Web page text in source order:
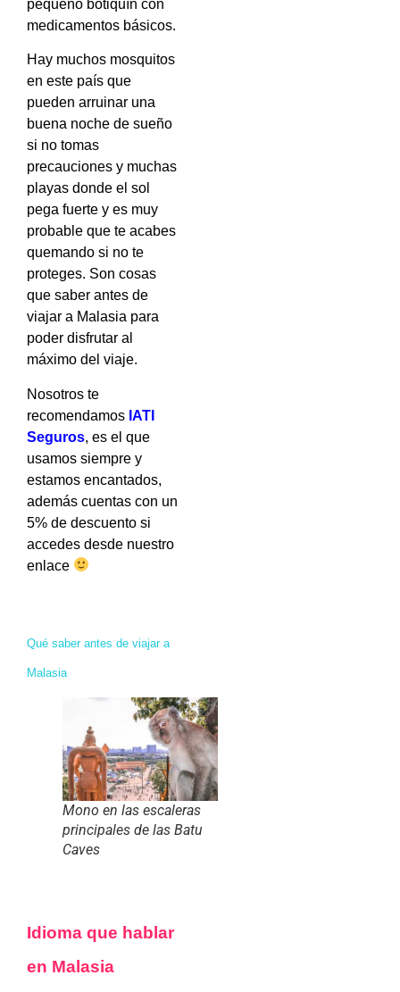
pequeño botiquín con
medicamentos básicos.
Hay muchos mosquitos
en este país que
pueden arruinar una
buena noche de sueño
si no tomas
precauciones y muchas
playas donde el sol
pega fuerte y es muy
probable que te acabes
quemando si no te
proteges. Son cosas
que saber antes de
viajar a Malasia para
poder disfrutar al
máximo del viaje.
Nosotros te
recomendamos IATI
Seguros, es el que
usamos siempre y
estamos encantados,
además cuentas con un
5% de descuento si
accedes desde nuestro
enlace
Qué saber antes de viajar a
Malasia
Mono en las escaleras
principales de las Batu
Caves
Idioma que hablar
en Malasia